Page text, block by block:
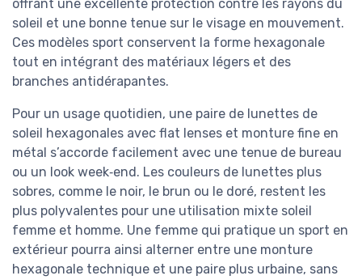
offrant une excellente protection contre les rayons du
soleil et une bonne tenue sur le visage en mouvement.
Ces modèles sport conservent la forme hexagonale
tout en intégrant des matériaux légers et des
branches antidérapantes.
Pour un usage quotidien, une paire de lunettes de
soleil hexagonales avec flat lenses et monture fine en
métal s’accorde facilement avec une tenue de bureau
ou un look week‑end. Les couleurs de lunettes plus
sobres, comme le noir, le brun ou le doré, restent les
plus polyvalentes pour une utilisation mixte soleil
femme et homme. Une femme qui pratique un sport en
extérieur pourra ainsi alterner entre une monture
hexagonale technique et une paire plus urbaine, sans